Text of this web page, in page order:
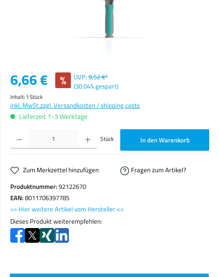
Verkaufspreis:
6,66 € % UVP: 9,52 €*
(30.04% gespart)
Inhalt:1 Stück
inkl. MwSt.zzgl. Versandkosten / shipping costs
Lieferzeit 1-3 Werktage
Produkt Anzahl: Gib den gewünschten Wert ein oder benutze die Schaltflächen um die Anzahl zu
Stück In den Warenkorb
Zum Merkzettel hinzufügen
Fragen zum Artikel?
Produktnummer:92122670
EAN:8011706397785
>> Hier weitere Artikel vom Hersteller <<
Dieses Produkt weiterempfehlen: